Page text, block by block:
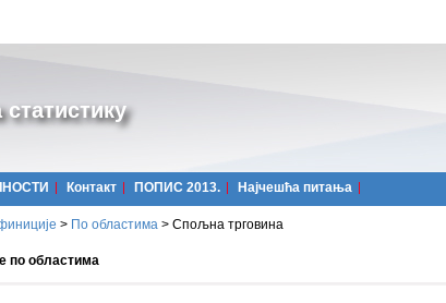
Контакт ПОПИС 2013. Најчешћa питања
> По областима > Спољна трговина
по областима